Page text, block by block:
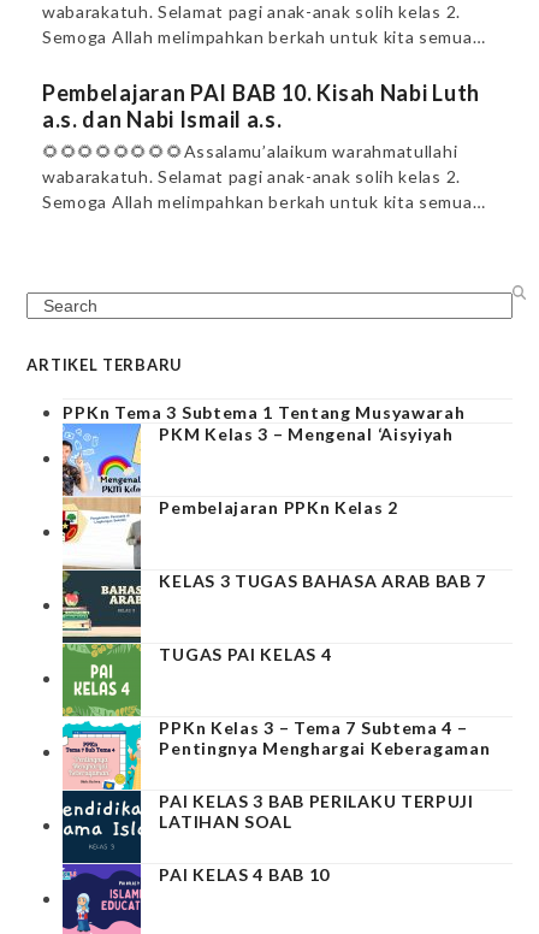
wabarakatuh. Selamat pagi anak-anak solih kelas 2.
Semoga Allah melimpahkan berkah untuk kita semua…
Pembelajaran PAI BAB 10. Kisah Nabi Luth
a.s. dan Nabi Ismail a.s.
🌻🌻🌻🌻🌻🌻🌻🌻Assalamu’alaikum warahmatullahi
wabarakatuh. Selamat pagi anak-anak solih kelas 2.
Semoga Allah melimpahkan berkah untuk kita semua…
Search
ARTIKEL TERBARU
PPKn Tema 3 Subtema 1 Tentang Musyawarah
PKM Kelas 3 – Mengenal ‘Aisyiyah
Pembelajaran PPKn Kelas 2
KELAS 3 TUGAS BAHASA ARAB BAB 7
TUGAS PAI KELAS 4
PPKn Kelas 3 – Tema 7 Subtema 4 –
Pentingnya Menghargai Keberagaman
PAI KELAS 3 BAB PERILAKU TERPUJI
LATIHAN SOAL
PAI KELAS 4 BAB 10